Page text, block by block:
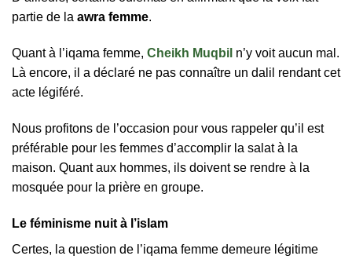
partie de la awra femme.
Quant à l’iqama femme, Cheikh Muqbil n’y voit aucun mal.
Là encore, il a déclaré ne pas connaître un dalil rendant cet
acte légiféré.
Nous profitons de l’occasion pour vous rappeler qu’il est
préférable pour les femmes d’accomplir la salat à la
maison. Quant aux hommes, ils doivent se rendre à la
mosquée pour la prière en groupe.
Le féminisme nuit à l’islam
Certes, la question de l’iqama femme demeure légitime